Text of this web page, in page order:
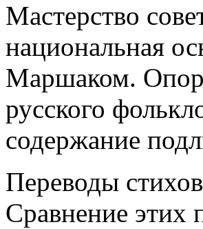
Мастерство
национальная
Маршаком.
русского
содержание
Переводы
Сравнение этих